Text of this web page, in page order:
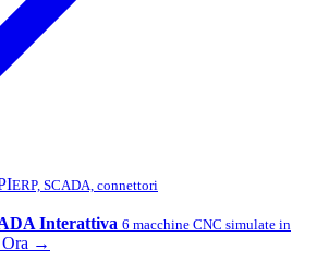
ERP, SCADA, connettori
Interattiva 6 macchine CNC simulate in
Ora →